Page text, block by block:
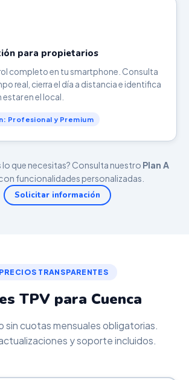
para propietarios
completo en tu smartphone. Consulta
real, cierra el día a distancia e identifica
en el local.
Profesional y Premium
lo que necesitas? Consulta nuestro Plan A
funcionalidades personalizadas.
Solicitar información
PRECIOS TRANSPARENTES
TPV para Cuenca
sin cuotas mensuales obligatorias.
y soporte incluidos.